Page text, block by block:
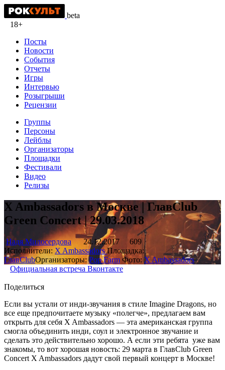
beta
18+
Посты
Новости
События
Отчеты
Игры
Интервью
Розыгрыши
Рецензии
Группы
Персоны
Лейблы
Организаторы
Площадки
Фестивали
Видео
Релизы
X Ambassadors в Москве | ГлавClub
Green Concert | 29.03.2018
Надя Милосердова 24.12.2017
609
Исполнители: X AmbassadorsПлощадка:
ГлавClubОрганизаторы:Pop Farm Фото:X Ambassadors
Официальная встреча Вконтакте
Поделиться
Если вы устали от инди-звучания в стиле Imagine Dragons, но
все еще предпочитаете музыку «полегче», предлагаем вам
открыть для себя X Ambassadors — эта американская группа
смогла объединить инди, соул и электронное звучание и
сделать это действительно хорошо. А если эти ребята уже вам
знакомы, то вот хорошая новость: 29 марта в ГлавClub Green
Concert X Ambassadors дадут свой первый концерт в Москве!